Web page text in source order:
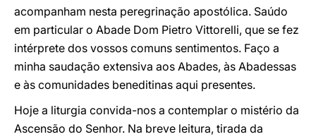
acompanham nesta peregrinação apostólica. Saúdo
em particular o Abade Dom Pietro Vittorelli, que se fez
intérprete dos vossos comuns sentimentos. Faço a
minha saudação extensiva aos Abades, às Abadessas
e às comunidades beneditinas aqui presentes.
Hoje a liturgia convida-nos a contemplar o mistério da
Ascensão do Senhor. Na breve leitura, tirada da